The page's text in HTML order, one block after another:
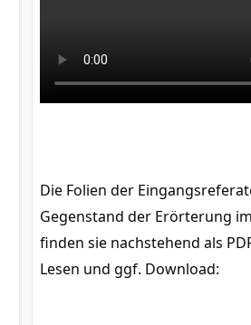
Die Folien der
Gegenstand der Erörterung
finden sie nachstehend als
Lesen und ggf. Download: